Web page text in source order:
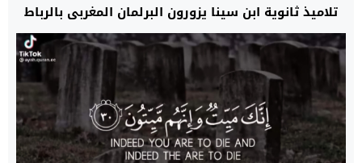
تلاميذ ثانوية ابن سينا يزورون البرلمان المغربي بالرباط